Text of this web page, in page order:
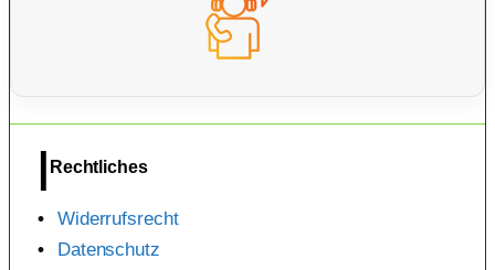
Rechtliches
Widerrufsrecht
Datenschutz